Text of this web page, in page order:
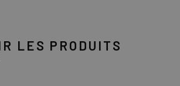
LES PRODUITS